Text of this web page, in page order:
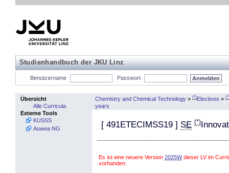
Studienhandbuch der JKU Linz
Benutzername Passwort
Übersicht
Alle Curricula
Externe Tools
KUSSS
Auwea NG
Chemistry and Chemical Technology » (*)Electives »
years
[ 491ETECIMSS19 ] SE (*)
Es ist eine neuere Version 2025Wdieser LV im
vorhanden.